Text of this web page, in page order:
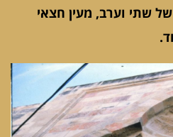
שתי וערב, מעין חצאי